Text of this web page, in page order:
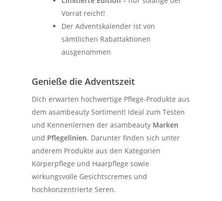
Vorrat reicht!
Der Adventskalender ist von
sämtlichen Rabattaktionen
ausgenommen
Genieße die Adventszeit
Dich erwarten hochwertige Pflege-Produkte aus
dem asambeauty Sortiment! Ideal zum Testen
und Kennenlernen der asambeauty Marken
und Pflegelinien. Darunter finden sich unter
anderem Produkte aus den Kategorien
Körperpflege und Haarpflege sowie
wirkungsvolle Gesichtscremes und
hochkonzentrierte Seren.